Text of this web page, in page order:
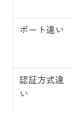
ポート違い
認証方式違
い